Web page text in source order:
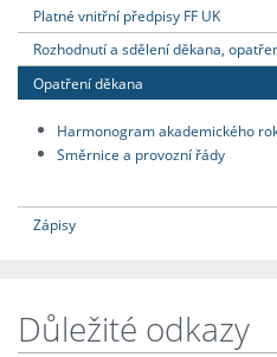
Platné vnitřní předpisy FF UK
Rozhodnutí a sdělení děkana,
Opatření děkana
Harmonogram akademického
Směrnice a provozní řády
Zápisy
Důležité odkazy